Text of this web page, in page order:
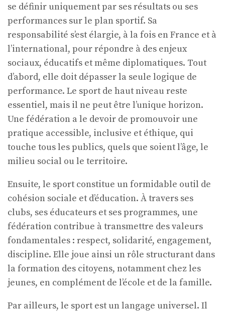
se définir uniquement par ses résultats ou ses
performances sur le plan sportif. Sa
responsabilité s’est élargie, à la fois en France et à
l’international, pour répondre à des enjeux
sociaux, éducatifs et même diplomatiques. Tout
d’abord, elle doit dépasser la seule logique de
performance. Le sport de haut niveau reste
essentiel, mais il ne peut être l’unique horizon.
Une fédération a le devoir de promouvoir une
pratique accessible, inclusive et éthique, qui
touche tous les publics, quels que soient l’âge, le
milieu social ou le territoire.
Ensuite, le sport constitue un formidable outil de
cohésion sociale et d’éducation. À travers ses
clubs, ses éducateurs et ses programmes, une
fédération contribue à transmettre des valeurs
fondamentales : respect, solidarité, engagement,
discipline. Elle joue ainsi un rôle structurant dans
la formation des citoyens, notamment chez les
jeunes, en complément de l’école et de la famille.
Par ailleurs, le sport est un langage universel. Il